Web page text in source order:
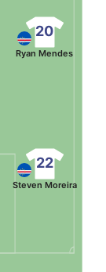
22
Steven Moreira
20
Ryan Mendes